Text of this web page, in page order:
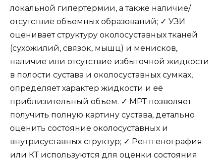
локальной гипертермии, а также наличие/
отсутствие объемных образований; ✓ УЗИ
оценивает структуру околосуставных тканей
(сухожилий, связок, мышц) и менисков,
наличие или отсутствие избыточной жидкости
в полости сустава и околосуставных сумках,
определяет характер жидкости и её
приблизительный объем. ✓ МРТ позволяет
получить полную картину сустава, детально
оценить состояние околосуставных и
внутрисуставных структур; ✓ Рентгенография
или КТ используются для оценки состояния